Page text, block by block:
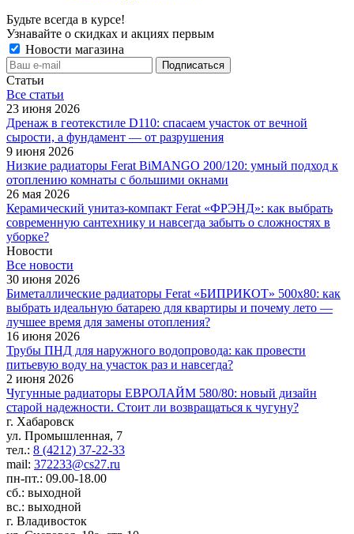
Будьте всегда в курсе!
Узнавайте о скидках и акциях первым
Новости магазина
Статьи
Все cтатьи
23 июня 2026
Дренаж в геотекстиле D110: спасаем участок от вечной
сырости, а фундамент — от разрушения
9 июня 2026
Низкие радиаторы Ferat BiMANGO 200/120: умный подход к
отоплению комнаты с большими окнами
26 мая 2026
Керамический унитаз-компакт Ferat «ФРЭНД»: как выбрать
современную сантехнику и навсегда забыть о сложностях в
уборке?
Новости
Все новости
30 июня 2026
Биметаллические радиаторы Ferat «БИПРИКОТ» 500x80: как
выбрать идеальную батарею для квартиры и почему лето —
лучшее время для замены отопления?
16 июня 2026
Трубы ПНД для наружного водопровода: как провести
питьевую воду на участок раз и навсегда?
2 июня 2026
Чугунные радиаторы ЕВРОЛАЙМ 580/80: новый дизайн
старой надежности. Стоит ли возвращаться к чугуну?
г. Хабаровск
ул. Промышленная, 7
тел.: 8 (4212) 37-22-33
mail: 372233@cs27.ru
пн-пт.: 09.00-18.00
сб.: выходной
вс.: выходной
г. Владивосток